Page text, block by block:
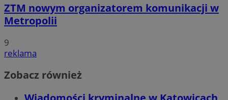
ZTM nowym organizatorem komunikacji w
Metropolii
9
reklama
Zobacz również